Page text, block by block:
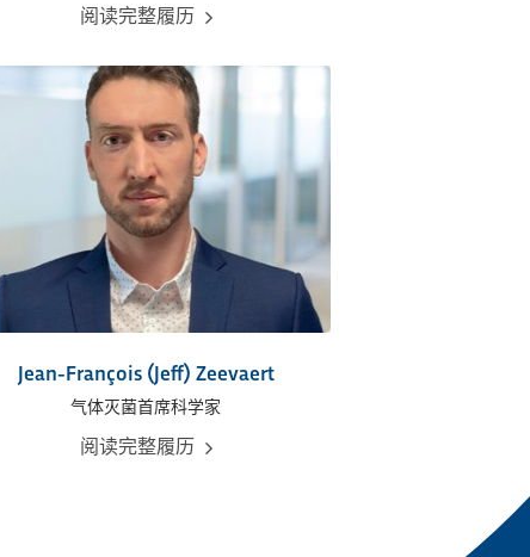
阅读完整履历
Jean-François (Jeff) Zeevaert
气体灭菌首席科学家
阅读完整履历